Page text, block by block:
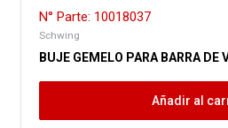
N° Parte: 10018037
Schwing
BUJE GEMELO PARA BARRA DE
Añadir al